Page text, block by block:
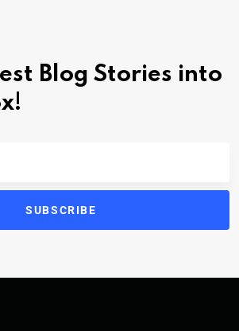
Blog Stories into
SUBSCRIBE